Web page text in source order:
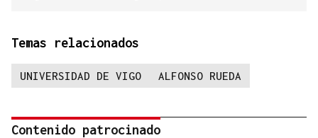
Temas relacionados
UNIVERSIDAD DE VIGO ALFONSO RUEDA
Contenido patrocinado